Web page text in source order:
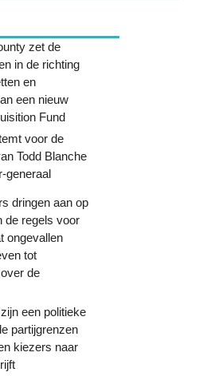
zet de
in de richting
en
een nieuw
Fund
voor de
Todd Blanche
generaal
dringen aan op
de regels voor
ongevallen
tot
de
een politieke
partijgrenzen
kiezers naar